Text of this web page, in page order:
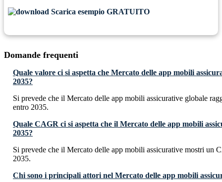
Scarica esempio GRATUITO
Domande frequenti
Quale valore ci si aspetta che Mercato delle app mobili
2035?
Si prevede che il Mercato delle app mobili assicurative globale
entro 2035.
Quale CAGR ci si aspetta che il Mercato delle app mobili
2035?
Si prevede che il Mercato delle app mobili assicurative mostri un
2035.
Chi sono i principali attori nel Mercato delle app mobili